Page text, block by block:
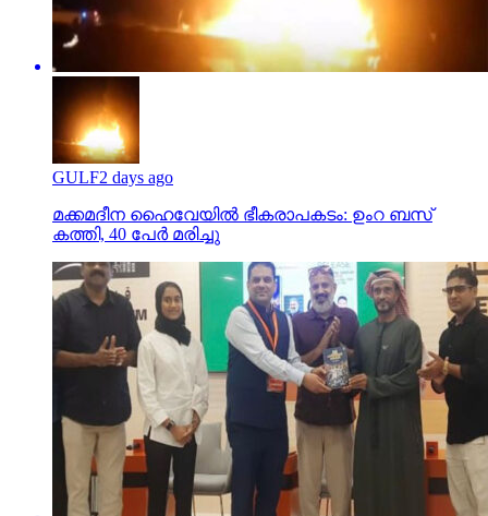
GULF2 days ago
മക്കമദീന ഹൈവേയില്‍ ഭീകരാപകടം: ഉംറ ബസ്
കത്തി, 40 പേര്‍ മരിച്ചു